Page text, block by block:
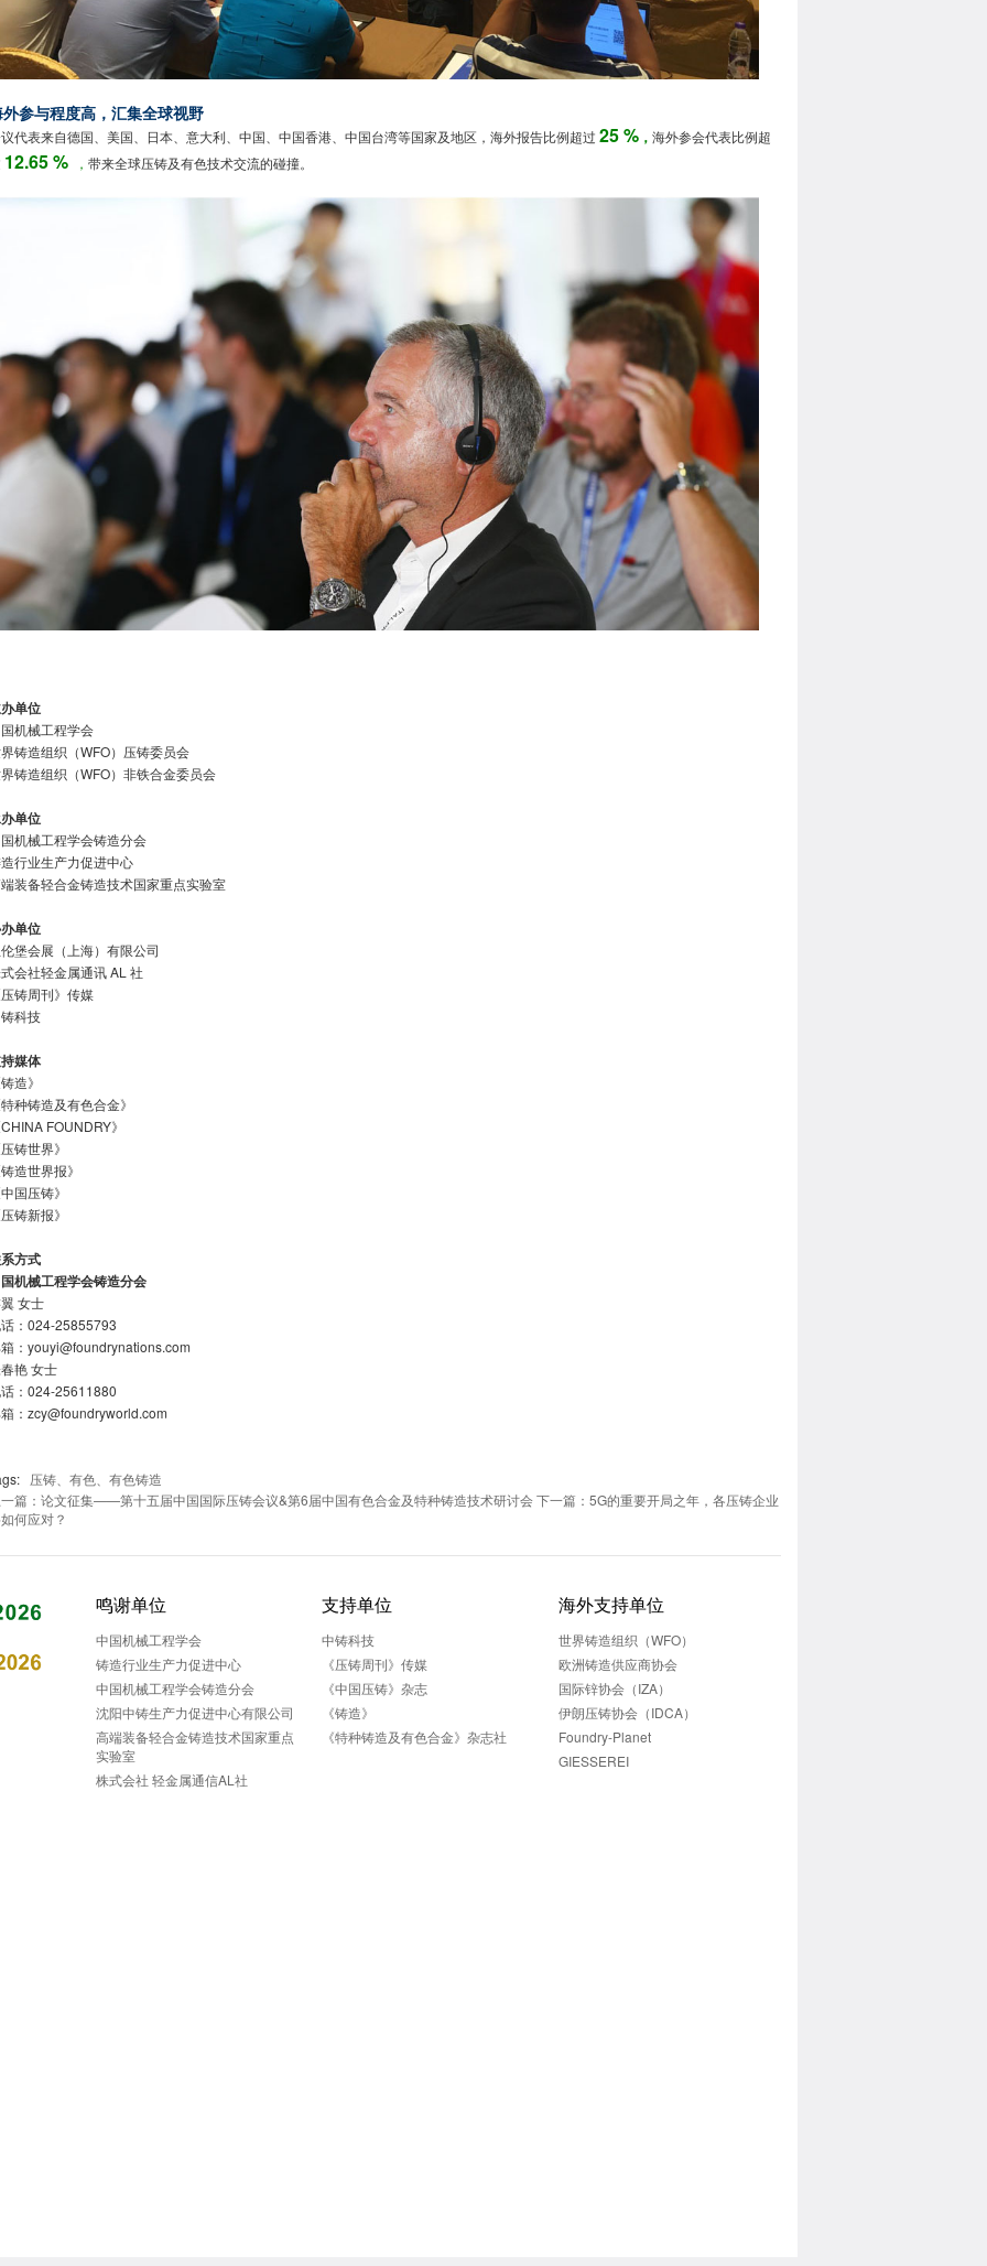
参与程度高，汇集全球视野
代表来自德国、美国、日本、意大利、中国、中国香港、中国台湾等国家及地区，海外报告比例超过 25 % ， 海外参会代表比例超
12.65 % ， 带来全球压铸及有色技术交流的碰撞。
单位
机械工程学会
铸造组织（WFO）压铸委员会
铸造组织（WFO）非铁合金委员会
单位
机械工程学会铸造分会
行业生产力促进中心
装备轻合金铸造技术国家重点实验室
单位
堡会展（上海）有限公司
会社轻金属通讯 AL 社
铸周刊》传媒
科技
媒体
造》
种铸造及有色合金》
FOUNDRY》
铸世界》
造世界报》
国压铸》
铸新报》
方式
机械工程学会铸造分会
女士
：024-25855793
：youyi@foundrynations.com
艳 女士
：024-25611880
：zcy@foundryworld.com
压铸、有色、有色铸造
篇：论文征集——第十五届中国国际压铸会议&第6届中国有色合金及特种铸造技术研讨会下一篇：5G的重要开局之年，各压铸企业
何应对？
鸣谢单位
中国机械工程学会
铸造行业生产力促进中心
中国机械工程学会铸造分会
沈阳中铸生产力促进中心有限公司
高端装备轻合金铸造技术国家重点
实验室
株式会社 轻金属通信AL社
支持单位
中铸科技
《压铸周刊》传媒
《中国压铸》杂志
《铸造》
《特种铸造及有色合金》杂志社
海外支持单位
世界铸造组织（WFO）
欧洲铸造供应商协会
国际锌协会（IZA）
伊朗压铸协会（IDCA）
Foundry-Planet
GIESSEREI